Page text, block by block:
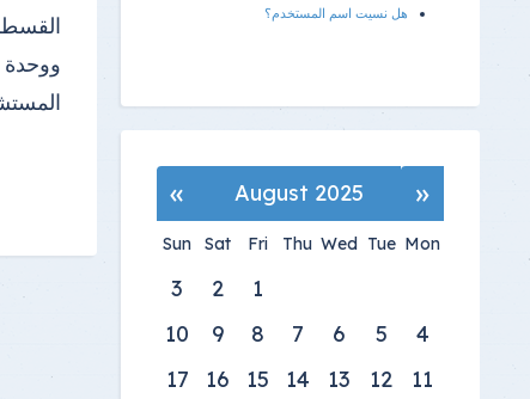
هل نسيت اسم المستخدم؟
«
August 2025
»
Mon
Tue
Wed
Thu
Fri
Sat
Sun
1
2
3
4
5
6
7
8
9
10
11
12
13
14
15
16
17